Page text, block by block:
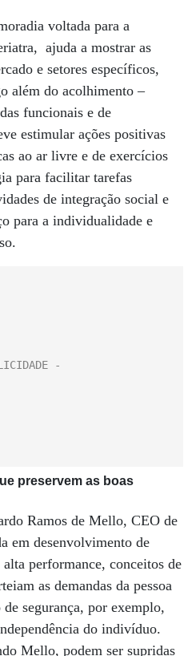
voltada para a
ajuda a mostrar as
e setores específicos,
além do acolhimento –
funcionais e de
estimular ações positivas
ao ar livre e de exercícios
para facilitar tarefas
de integração social e
para a individualidade e
preservem as boas
Ramos de Mello, CEO de
em desenvolvimento de
performance, conceitos de
as demandas da pessoa
segurança, por exemplo,
do indivíduo.
Mello, podem ser supridas